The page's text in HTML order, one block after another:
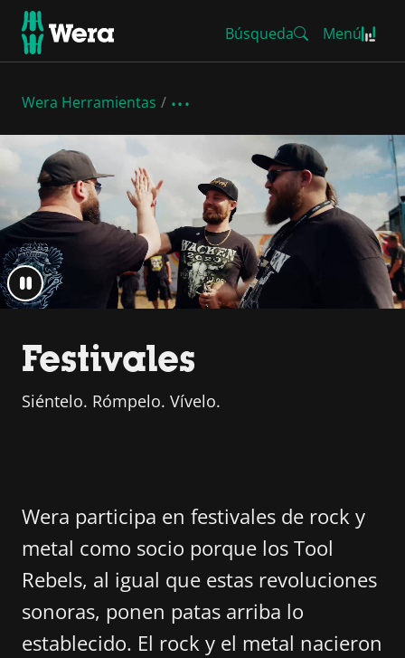
Búsqueda Menú
Wera Herramientas
Festivales
Siéntelo. Rómpelo. Vívelo.
Wera participa en festivales de rock y
metal como socio porque los Tool
Rebels, al igual que estas revoluciones
sonoras, ponen patas arriba lo
establecido. El rock y el metal nacieron